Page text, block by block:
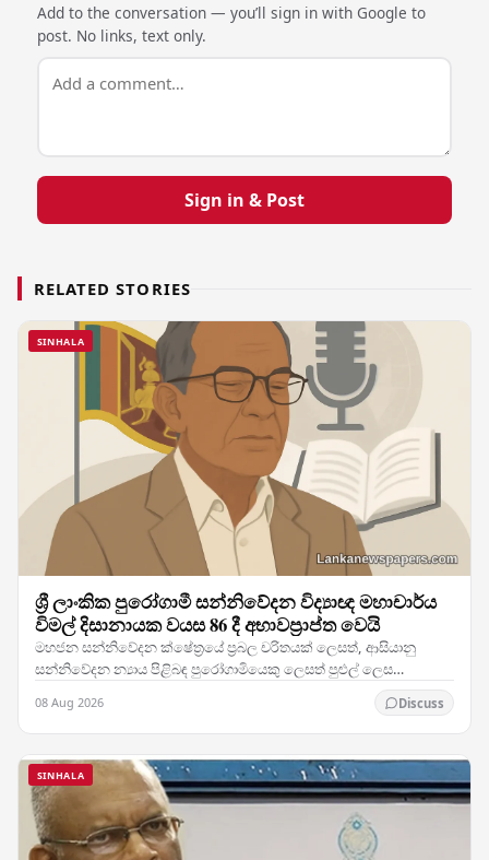
Add to the conversation — you’ll sign in with Google to
post. No links, text only.
Sign in & Post
RELATED STORIES
SINHALA
ශ්‍රී ලාංකික පුරෝගාමී සන්නිවේදන විද්‍යාඥ මහාචාර්ය
විමල් දිසානායක වයස 86 දී අභාවප්‍රාප්ත වෙයි
මහජන සන්නිවේදන ක්ෂේත්‍රයේ ප්‍රබල චරිතයක් ලෙසත්, ආසියානු
සන්නිවේදන න්‍යාය පිළිබඳ පුරෝගාමියෙකු ලෙසත් පුළුල් ලෙස
08 Aug 2026 Discuss
SINHALA